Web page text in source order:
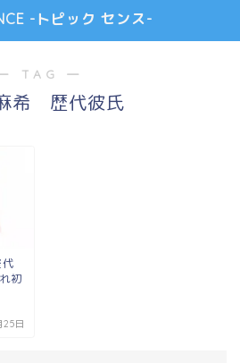
-トピック センス-
TAG ―
希 歴代彼氏
初
25日